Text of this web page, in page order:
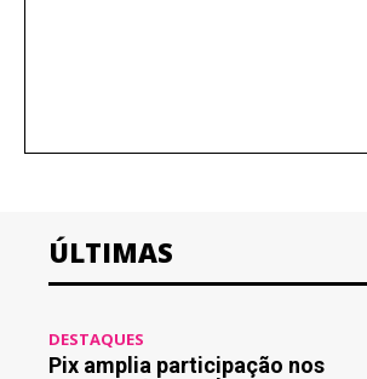
ÚLTIMAS
DESTAQUES
Pix amplia participação nos